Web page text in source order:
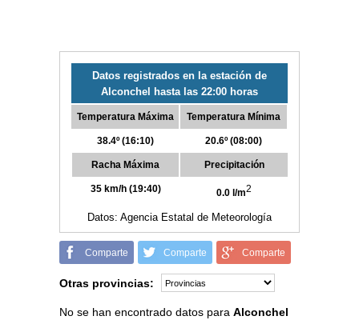
Datos registrados en la estación de
Alconchel hasta las 22:00 horas
Temperatura Máxima
38.4º (16:10)
Temperatura Mínima
20.6º (08:00)
Racha Máxima
35 km/h (19:40)
Precipitación
0.0 l/m2
Datos: Agencia Estatal de Meteorología
Comparte Comparte Comparte
Otras provincias:
No se han encontrado datos para Alconchel